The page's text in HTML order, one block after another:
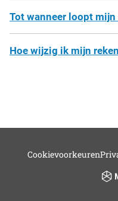
Tot wanneer loopt
Hoe wijzig ik mijn
Cookievoorkeuren